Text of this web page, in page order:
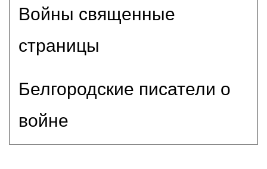
Войны священные
страницы
Белгородские писатели о
войне